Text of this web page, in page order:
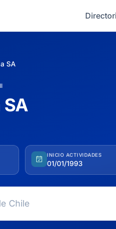
SA
INICIO ACTIVIDADES
01/01/1993